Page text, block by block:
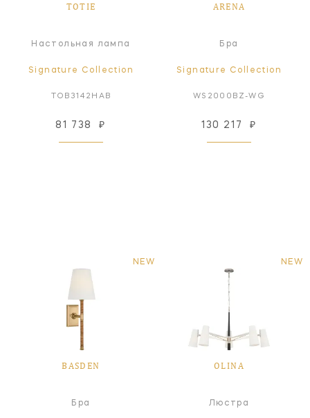
TOTIE
Настольная лампа
Signature Collection
TOB3142HAB
81 738 ₽
ARENA
Бра
Signature Collection
WS2000BZ-WG
130 217 ₽
NEW
BASDEN
Бра
NEW
OLINA
Люстра